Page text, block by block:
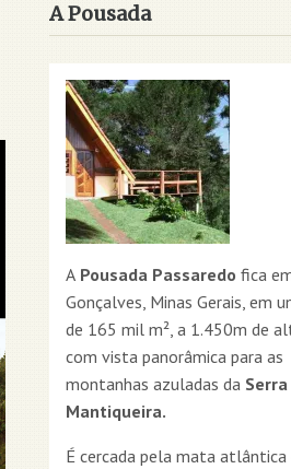
A Pousada
A Pousada Passaredo fica
Gonçalves, Minas Gerais, em
de 165 mil m², a 1.450m de
com vista panorâmica para as
montanhas azuladas da
Mantiqueira.
É cercada pela mata atlântica